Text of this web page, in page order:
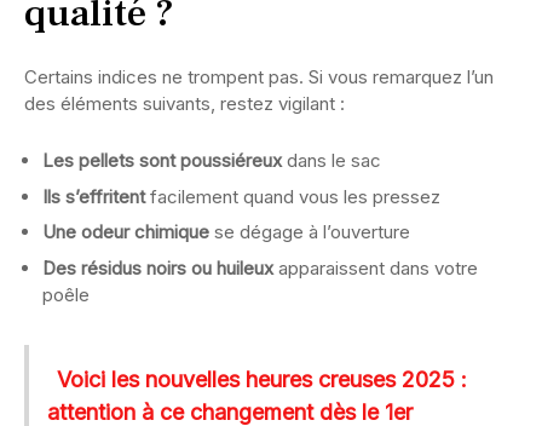
qualité ?
Certains indices ne trompent pas. Si vous remarquez l’un
des éléments suivants, restez vigilant :
Les pellets sont poussiéreuxdans le sac
Ils s’effritentfacilement quand vous les pressez
Une odeur chimique se dégage à l’ouverture
Des résidus noirs ou huileuxapparaissent dans votre
poêle
Voici les nouvelles heures creuses 2025 :
attention à ce changement dès le 1er